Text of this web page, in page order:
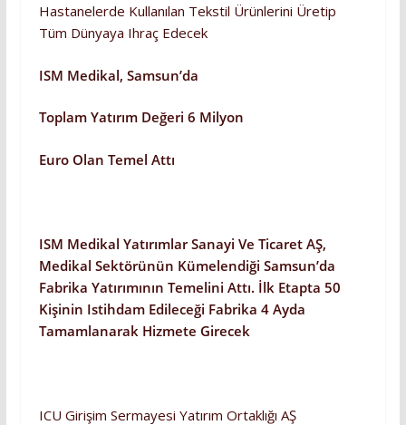
Hastanelerde Kullanılan Tekstil Ürünlerini Üretip
Tüm Dünyaya Ihraç Edecek
ISM Medikal, Samsun’da
Toplam Yatırım Değeri 6 Milyon
Euro Olan Temel Attı
ISM Medikal Yatırımlar Sanayi Ve Ticaret AŞ,
Medikal Sektörünün Kümelendiği Samsun’da
Fabrika Yatırımının Temelini Attı. İlk Etapta 50
Kişinin Istihdam Edileceği Fabrika 4 Ayda
Tamamlanarak Hizmete Girecek
ICU Girişim Sermayesi Yatırım Ortaklığı AŞ